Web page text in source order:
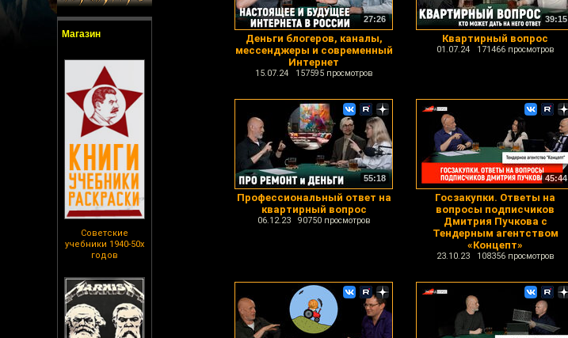
Магазин
Советские
учебники 1940-50х
годов
27:26
Деньги блогеров, каналы,
мессенджеры и современный
Интернет
15.07.24 157595 просмотров
39:15
Квартирный вопрос
01.07.24 171466 просмотров
55:18
Профессиональный ответ на
квартирный вопрос
06.12.23 90750 просмотров
45:44
Госзакупки. Ответы на
вопросы подписчиков
Дмитрия Пучкова с
Тендерным агентством
«Концепт»
23.10.23 108356 просмотров